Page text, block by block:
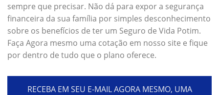
sempre que precisar. Não dá para expor a segurança
financeira da sua família por simples desconhecimento
sobre os benefícios de ter um Seguro de Vida Potim.
Faça Agora mesmo uma cotação em nosso site e fique
por dentro de tudo que o plano oferece.
RECEBA EM SEU E-MAIL AGORA MESMO, UMA